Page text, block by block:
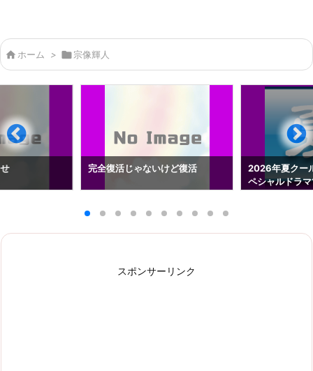
 ホーム > 宗像輝人
完全復活じゃないけど復活
2026年夏クー
ペシャルドラ
スポンサーリンク